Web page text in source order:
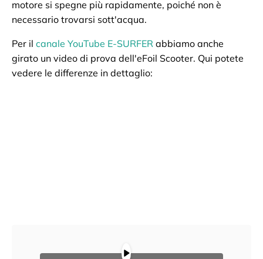
motore si spegne più rapidamente, poiché non è
necessario trovarsi sott'acqua.
Per il canale YouTube E-SURFER abbiamo anche
girato un video di prova dell'eFoil Scooter. Qui potete
vedere le differenze in dettaglio: